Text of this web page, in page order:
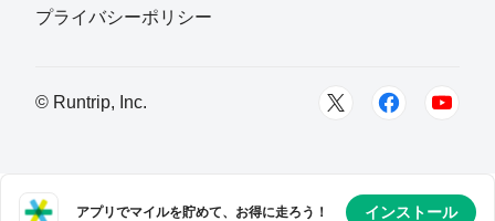
プライバシーポリシー
© Runtrip, Inc.
アプリでマイルを貯めて、お得に走ろう！ インストール